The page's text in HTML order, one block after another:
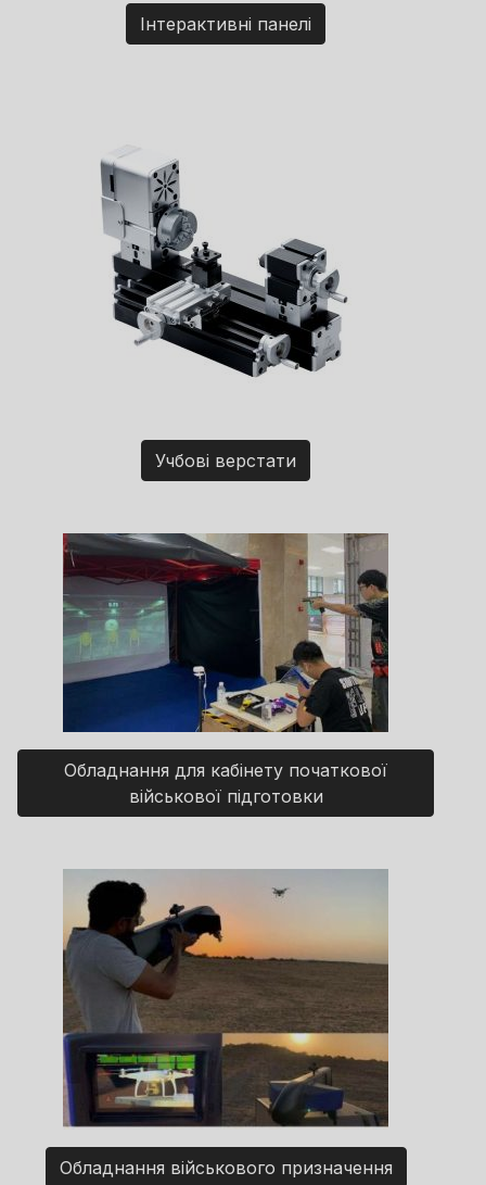
Інтерактивні панелі
Учбові верстати
Обладнання для кабінету початкової
військової підготовки
Обладнання військового призначення